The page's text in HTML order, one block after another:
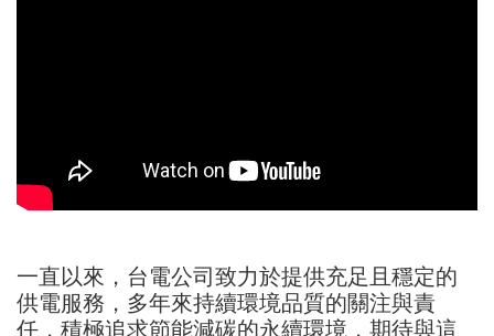
一直以來，台電公司致力於提供充足且穩定的
供電服務，多年來持續環境品質的關注與責
任，積極追求節能減碳的永續環境，期待與這